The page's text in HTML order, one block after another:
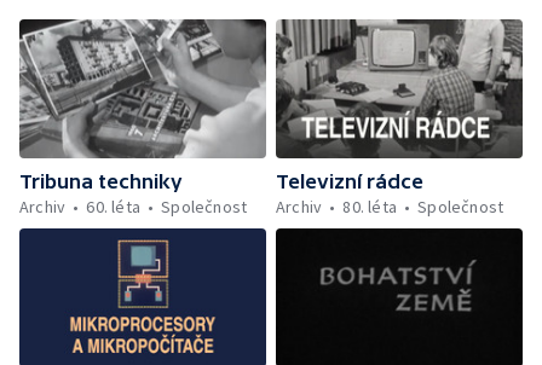
Tribuna techniky
Archiv
60. léta Společnost
Televizní rádce
Archiv
80. léta Společnost